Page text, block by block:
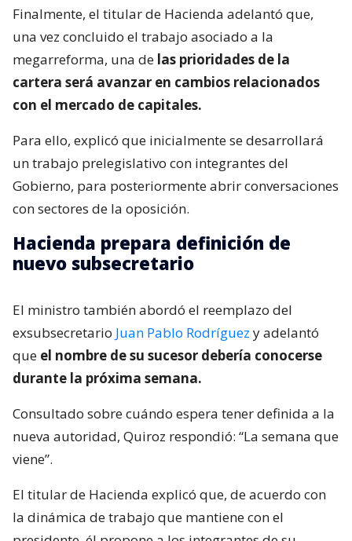
Finalmente, el titular de Hacienda adelantó que,
una vez concluido el trabajo asociado a la
megarreforma, una de las prioridades de la
cartera será avanzar en cambios relacionados
con el mercado de capitales.
Para ello, explicó que inicialmente se desarrollará
un trabajo prelegislativo con integrantes del
Gobierno, para posteriormente abrir conversaciones
con sectores de la oposición.
Hacienda prepara definición de
nuevo subsecretario
El ministro también abordó el reemplazo del
exsubsecretario Juan Pablo Rodríguez y adelantó
que el nombre de su sucesor debería conocerse
durante la próxima semana.
Consultado sobre cuándo espera tener definida a la
nueva autoridad, Quiroz respondió: “La semana que
viene”.
El titular de Hacienda explicó que, de acuerdo con
la dinámica de trabajo que mantiene con el